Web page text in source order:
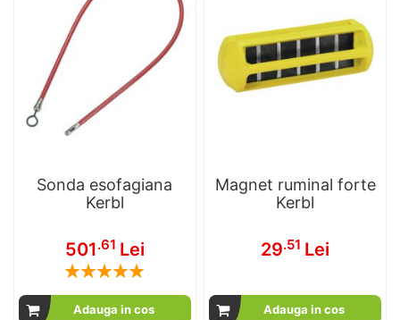
Sonda esofagiana
Kerbl
501.61 Lei
Rating:
Adauga in cos
Magnet ruminal forte
Kerbl
29.51 Lei
Adauga in cos